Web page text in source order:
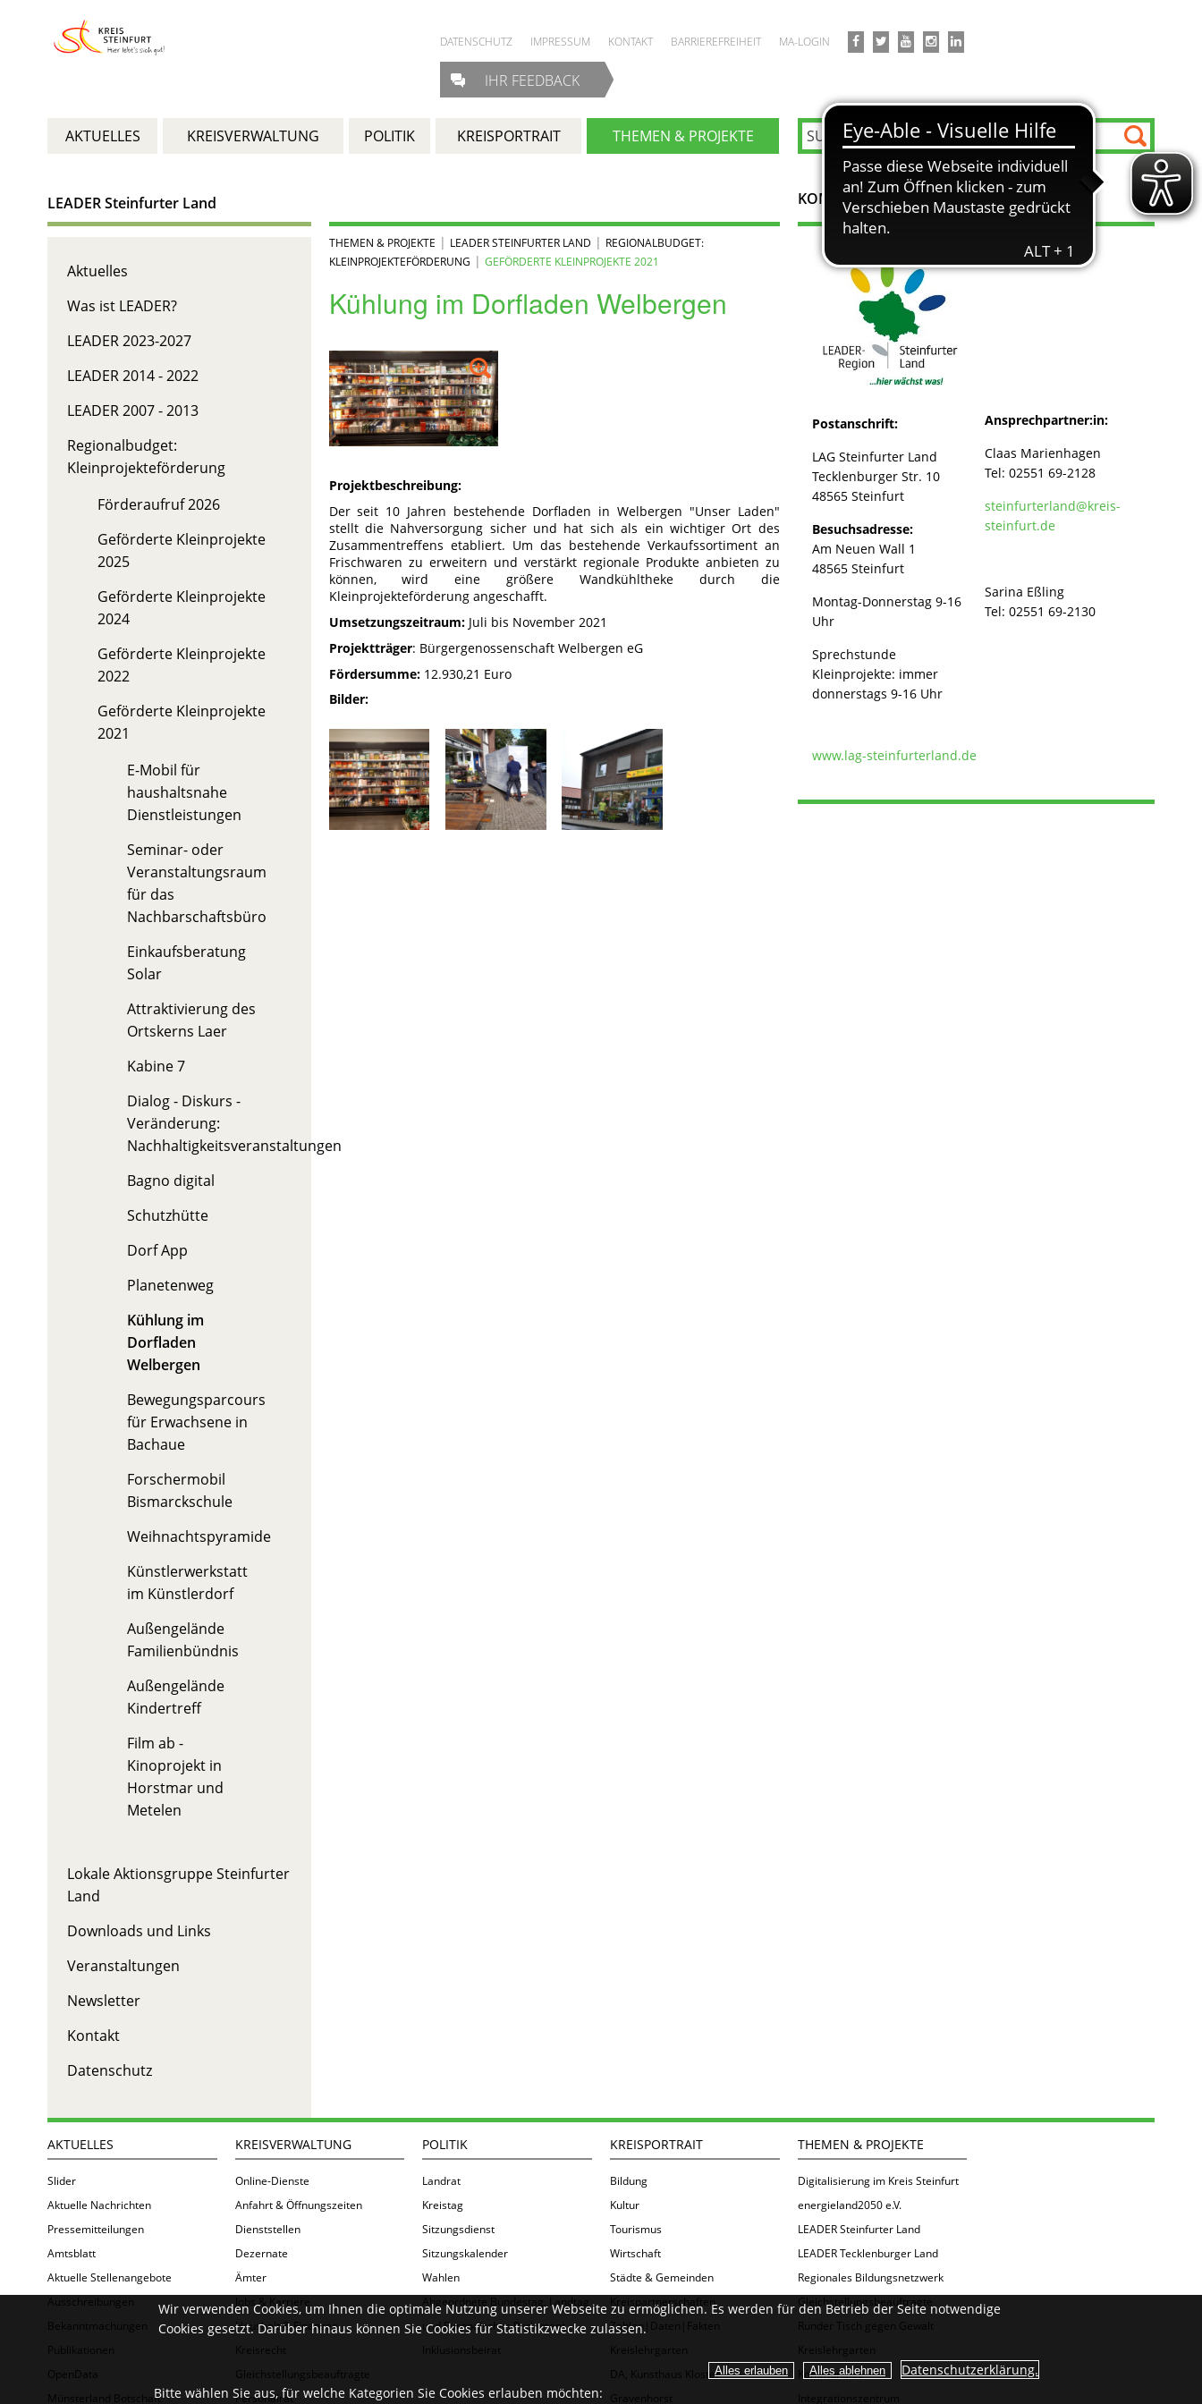
DATENSCHUTZ IMPRESSUM KONTAKT BARRIEREFREIHEIT MA-LOGIN
IHR FEEDBACK
AKTUELLES KREISVERWALTUNG POLITIK KREISPORTRAIT THEMEN & PROJEKTE
LEADER Steinfurter Land
Aktuelles
Was ist LEADER?
LEADER 2023-2027
LEADER 2014 - 2022
LEADER 2007 - 2013
Regionalbudget:
Kleinprojekteförderung
Förderaufruf 2026
Geförderte Kleinprojekte
2025
Geförderte Kleinprojekte
2024
Geförderte Kleinprojekte
2022
Geförderte Kleinprojekte
2021
E-Mobil für
haushaltsnahe
Dienstleistungen
Seminar- oder
Veranstaltungsraum
für das
Nachbarschaftsbüro
Einkaufsberatung
Solar
Attraktivierung des
Ortskerns Laer
Kabine 7
Dialog - Diskurs -
Veränderung:
Nachhaltigkeitsveranstaltungen
Bagno digital
Schutzhütte
Dorf App
Planetenweg
Kühlung im
Dorfladen
Welbergen
Bewegungsparcours
für Erwachsene in
Bachaue
Forschermobil
Bismarckschule
Weihnachtspyramide
Künstlerwerkstatt
im Künstlerdorf
Außengelände
Familienbündnis
Außengelände
Kindertreff
Film ab -
Kinoprojekt in
Horstmar und
Metelen
Lokale Aktionsgruppe Steinfurter
Land
Downloads und Links
Veranstaltungen
Newsletter
Kontakt
Datenschutz
THEMEN & PROJEKTE | LEADER STEINFURTER LAND | REGIONALBUDGET:
KLEINPROJEKTEFÖRDERUNG | GEFÖRDERTE KLEINPROJEKTE 2021
Kühlung im Dorfladen Welbergen
Projektbeschreibung:
Der seit 10 Jahren bestehende Dorfladen in Welbergen "Unser Laden"
stellt die Nahversorgung sicher und hat sich als ein wichtiger Ort des
Zusammentreffens etabliert. Um das bestehende Verkaufssortiment an
Frischwaren zu erweitern und verstärkt regionale Produkte anbieten zu
können, wird eine größere Wandkühltheke durch die
Kleinprojekteförderung angeschafft.
Umsetzungszeitraum:Juli bis November 2021
Projektträger: Bürgergenossenschaft Welbergen eG
Fördersumme:12.930,21 Euro
Bilder:
KONTAKT
Postanschrift:
LAG Steinfurter Land
Tecklenburger Str. 10
48565 Steinfurt
Besuchsadresse:
Am Neuen Wall 1
48565 Steinfurt
Montag-Donnerstag 9-16
Uhr
Sprechstunde
Kleinprojekte: immer
donnerstags 9-16 Uhr
Ansprechpartner:in:
Claas Marienhagen
Tel: 02551 69-2128
steinfurterland@kreis-
steinfurt.de
Sarina Eßling
Tel: 02551 69-2130
www.lag-steinfurterland.de
AKTUELLES
Slider
Aktuelle Nachrichten
Pressemitteilungen
Amtsblatt
Aktuelle Stellenangebote
Ausschreibungen
Bekanntmachungen
Publikationen
OpenData
Münsterland Botschaft
KREISVERWALTUNG
Online-Dienste
Anfahrt & Öffnungszeiten
Dienststellen
Dezernate
Ämter
Jobs & Karriere
Haushalt & Finanzen
Kreisrecht
Gleichstellungsbeauftragte
Personalrat
POLITIK
Landrat
Kreistag
Sitzungsdienst
Sitzungskalender
Wahlen
Abgeordnete Bundestag, Landtag
und Europäisches Parlament
Inklusionsbeirat
KREISPORTRAIT
Bildung
Kultur
Tourismus
Wirtschaft
Städte & Gemeinden
Kreispartnerschaften
Zahlen|Daten|Fakten
Kreislehrgarten
DA, Kunsthaus Kloster
Gravenhorst
THEMEN & PROJEKTE
Digitalisierung im Kreis Steinfurt
energieland2050 e.V.
LEADER Steinfurter Land
LEADER Tecklenburger Land
Regionales Bildungsnetzwerk
Gleichstellungsbeauftragte
Runder Tisch gegen Gewalt
Kreislehrgarten
Kommunales
Integrationszentrum
Wir verwenden Cookies, um Ihnen die optimale Nutzung unserer Webseite zu ermöglichen. Es werden für den Betrieb der Seite notwendige
Cookies gesetzt. Darüber hinaus können Sie Cookies für Statistikzwecke zulassen.
Datenschutzerklärung.
Bitte wählen Sie aus, für welche Kategorien Sie Cookies erlauben möchten: